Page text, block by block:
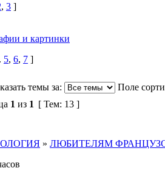
, 3 ]
и картинки
5, 6, 7 ]
темы за:
Поле
1 из 1 [ Тем: 13 ]
» ЛЮБИТЕЛЯМ